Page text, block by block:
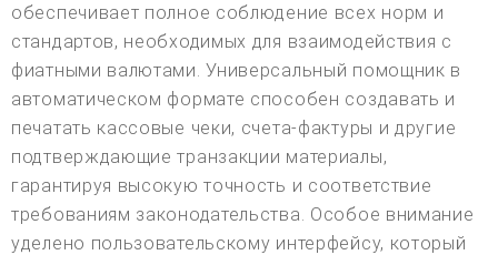
обеспечивает полное соблюдение всех норм и
стандартов, необходимых для взаимодействия с
фиатными валютами. Универсальный помощник в
автоматическом формате способен создавать и
печатать кассовые чеки, счета-фактуры и другие
подтверждающие транзакции материалы,
гарантируя высокую точность и соответствие
требованиям законодательства. Особое внимание
уделено пользовательскому интерфейсу, который